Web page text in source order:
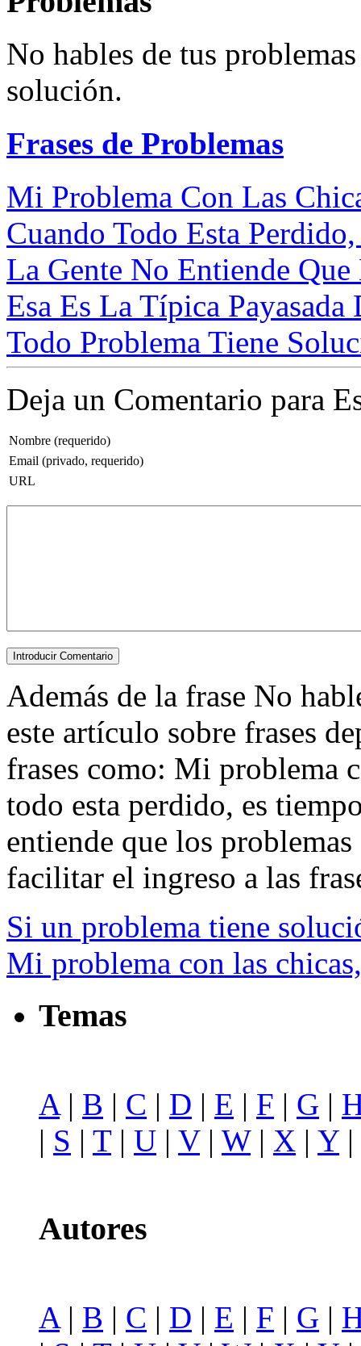
No hables de tus
solución.
Frases de Problemas
Mi Problema Con Las
Cuando Todo Esta
La Gente No Entiende
Esa Es La Típica
Todo Problema Tiene
Deja un Comentario para
Nombre (requerido)
Email (privado, requerido)
URL
Además de la frase No
este artículo sobre frases
frases como: Mi problema
todo esta perdido, es
entiende que los
facilitar el ingreso a las
Si un problema tiene
Mi problema con las
Temas
A | B | C | D | E | F | G |
| S | T| U | V| W| X | Y|
Autores
A| B | C | D | E | F | G |